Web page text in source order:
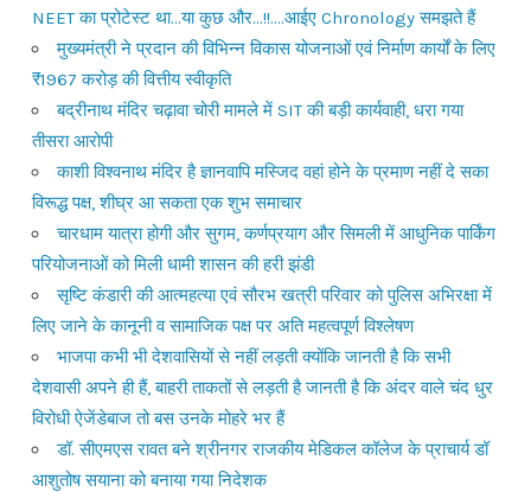
NEET का प्रोटेस्ट था…या कुछ और…!!….आईए Chronology समझते हैं
मुख्यमंत्री ने प्रदान की विभिन्न विकास योजनाओं एवं निर्माण कार्यों के लिए
₹1967 करोड़ की वित्तीय स्वीकृति
बद्रीनाथ मंदिर चढ़ावा चोरी मामले में SIT की बड़ी कार्यवाही, धरा गया
तीसरा आरोपी
काशी विश्वनाथ मंदिर है ज्ञानवापि मस्जिद वहां होने के प्रमाण नहीं दे सका
विरूद्ध पक्ष, शीघ्र आ सकता एक शुभ समाचार
चारधाम यात्रा होगी और सुगम, कर्णप्रयाग और सिमली में आधुनिक पार्किंग
परियोजनाओं को मिली धामी शासन की हरी झंडी
सृष्टि कंडारी की आत्महत्या एवं सौरभ खत्री परिवार को पुलिस अभिरक्षा में
लिए जाने के कानूनी व सामाजिक पक्ष पर अति महत्वपूर्ण विश्लेषण
भाजपा कभी भी देशवासियों से नहीं लड़ती क्योंकि जानती है कि सभी
देशवासी अपने ही हैं, बाहरी ताकतों से लड़ती है जानती है कि अंदर वाले चंद धुर
विरोधी ऐजेंडेबाज तो बस उनके मोहरे भर हैं
डॉ. सीएमएस रावत बने श्रीनगर राजकीय मेडिकल कॉलेज के प्राचार्य डॉ
आशुतोष सयाना को बनाया गया निदेशक